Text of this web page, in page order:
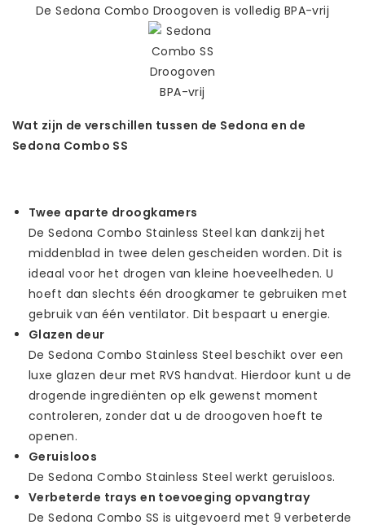
De Sedona Combo Droogoven is volledig BPA-vrij
Wat zijn de verschillen tussen de Sedona en de
Sedona Combo SS
Twee aparte droogkamers
De Sedona Combo Stainless Steel kan dankzij het
middenblad in twee delen gescheiden worden. Dit is
ideaal voor het drogen van kleine hoeveelheden. U
hoeft dan slechts één droogkamer te gebruiken met
gebruik van één ventilator. Dit bespaart u energie.
Glazen deur
De Sedona Combo Stainless Steel beschikt over een
luxe glazen deur met RVS handvat. Hierdoor kunt u de
drogende ingrediënten op elk gewenst moment
controleren, zonder dat u de droogoven hoeft te
openen.
Geruisloos
De Sedona Combo Stainless Steel werkt geruisloos.
Verbeterde trays en toevoeging opvangtray
De Sedona Combo SS is uitgevoerd met 9 verbeterde